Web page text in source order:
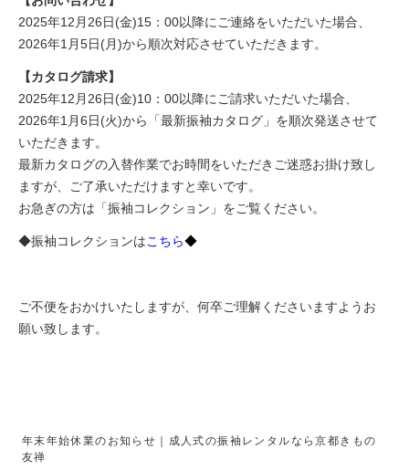
2025年12月26日(金)15：00以降にご連絡をいただいた場合、
2026年1月5日(月)から順次対応させていただきます。
【カタログ請求】
2025年12月26日(金)10：00以降にご請求いただいた場合
2026年1月6日(火)から「最新振袖カタログ」を順次発送させて
いただきます。
最新カタログの入替作業でお時間をいただきご迷惑お掛け致し
ますが、ご了承いただけますと幸いです。
お急ぎの方は「振袖コレクション」をご覧ください。
◆振袖コレクションはこちら◆
ご不便をおかけいたしますが、何卒ご理解くださいますようお
願い致します。
年末年始休業のお知らせ｜成人式の振袖レンタルなら京都きもの
友禅